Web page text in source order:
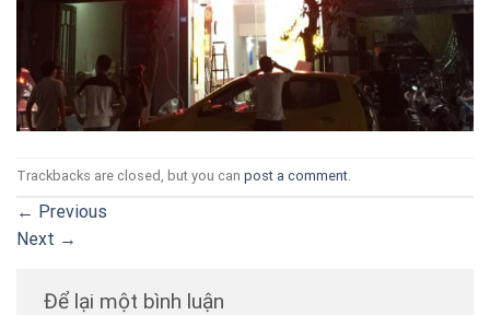
Trackbacks are closed, but you can post a comment
← Previous
Next →
Để lại một bình luận